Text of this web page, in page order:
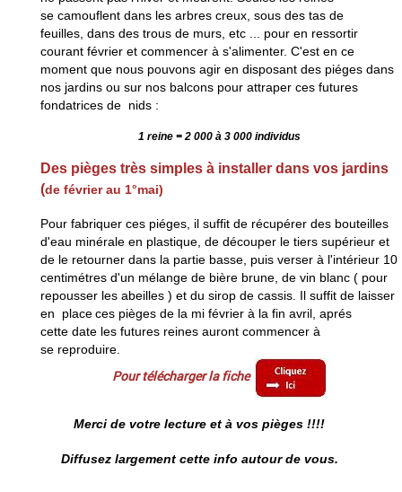
se camouflent dans les arbres creux, sous des tas de
feuilles, dans des trous de murs, etc ... pour en ressortir
courant février et commencer à s'alimenter. C'est en ce
moment que nous pouvons agir en disposant des piéges dans
nos jardins ou sur nos balcons pour attraper ces futures
fondatrices de nids :
1 reine = 2 000 à 3 000 individus
Des pièges très simples à installer dans vos jardins
(de février au 1°mai)
Pour fabriquer ces piéges, il suffit de récupérer des bouteilles
d'eau minérale en plastique, de découper le tiers supérieur et
de le retourner dans la partie basse, puis verser à l'intérieur 10
centimétres d'un mélange de bière brune, de vin blanc ( pour
repousser les abeilles ) et du sirop de cassis. Il suffit de laisser
en
place ces pièges de la mi février à la fin avril, aprés
cette date les futures reines auront commencer à
se reproduire.
Pour télécharger la fiche
Merci de votre lecture et à vos pièges !!!!
Diffusez largement cette info autour de vous.